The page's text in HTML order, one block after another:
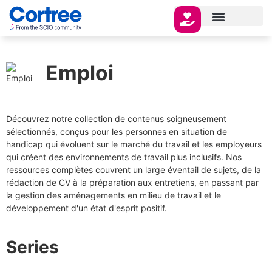
Emploi
Découvrez notre collection de contenus soigneusement
sélectionnés, conçus pour les personnes en situation de
handicap qui évoluent sur le marché du travail et les employeurs
qui créent des environnements de travail plus inclusifs. Nos
ressources complètes couvrent un large éventail de sujets, de la
rédaction de CV à la préparation aux entretiens, en passant par
la gestion des aménagements en milieu de travail et le
développement d'un état d'esprit positif.
Series